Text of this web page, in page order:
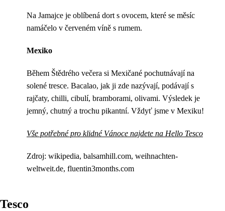
Na Jamajce je oblíbená dort s ovocem, které se měsíc
namáčelo v červeném víně s rumem.
Mexiko
Během Štědrého večera si Mexičané pochutnávají na
solené tresce. Bacalao, jak ji zde nazývají, podávají s
rajčaty, chilli, cibulí, bramborami, olivami. Výsledek je
jemný, chutný a trochu pikantní. Vždyť jsme v Mexiku!
Vše potřebné pro klidné Vánoce najdete na Hello Tesco
Zdroj: wikipedia, balsamhill.com, weihnachten-
weltweit.de, fluentin3months.com
Tesco